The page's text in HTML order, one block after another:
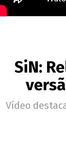
SiN:
Vídeo